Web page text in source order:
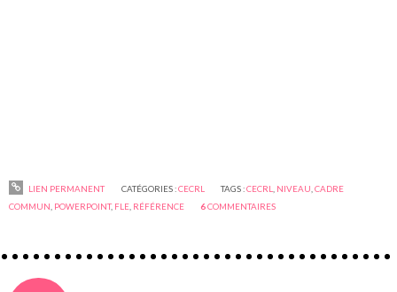
LIEN PERMANENT CATÉGORIES :CECRL TAGS :CECRL NIVEAU CADRE
COMMUN POWERPOINT, FLE RÉFÉRENCE 6COMMENTAIRES